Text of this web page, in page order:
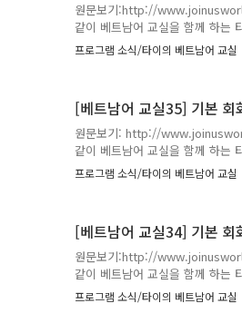
원문보기:http://
같이 베트남어 교실을 함께 하는
실제 베트남 Nam 친구와 대화속
비 멋 / 냐 món gì e giữ bí mật
프로그램 소식/타이의 베트남어 교실
[베트남어 교실35] 기본
원문보기: http://
같이 베트남어 교실을 함께 하는
실제 베트남 Nam 친구와 대화속
탕 / 바이 / 엠 / 티 / 토픽 / 테
프로그램 소식/타이의 베트남어 교실
[베트남어 교실34] 기본
원문보기:http://
같이 베트남어 교실을 함께 하는
실제 베트남 Nam 친구와 대화속
있어요. 어 / 인하 / 꼬 / 니에우
프로그램 소식/타이의 베트남어 교실